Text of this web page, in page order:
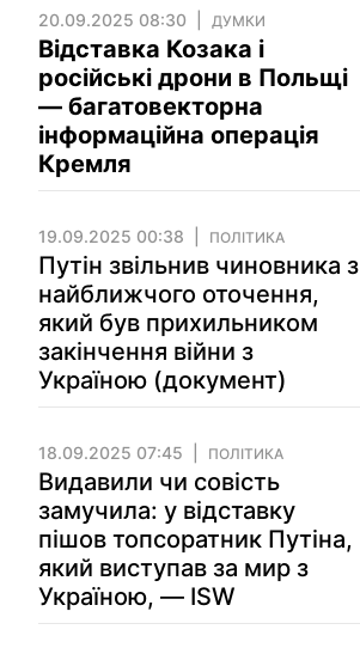
20.09.2025 08:30 ДУМКИ
Відставка Козака і
російські дрони в Польщі
— багатовекторна
інформаційна операція
Кремля
19.09.2025 00:38 ПОЛІТИКА
Путін звільнив чиновника з
найближчого оточення,
який був прихильником
закінчення війни з
Україною (документ)
18.09.2025 07:45 ПОЛІТИКА
Видавили чи совість
замучила: у відставку
пішов топсоратник Путіна,
який виступав за мир з
Україною, — ISW